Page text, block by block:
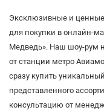
Эксклюзивные и
для покупки в онлайн-
Медведь». Наш шоу-рум
от станции метро
сразу купить
представленного
консультацию от